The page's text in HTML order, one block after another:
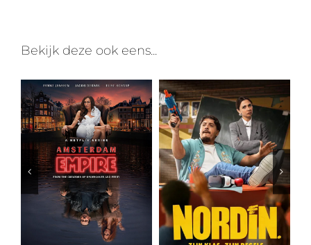
Bekijk deze ook eens...